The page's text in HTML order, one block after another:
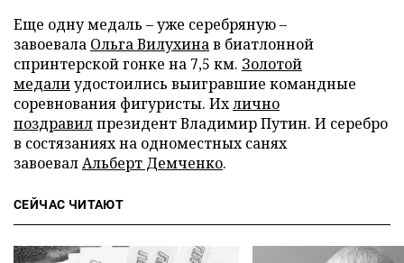
Еще одну медаль – уже серебряную –
завоевала Ольга Вилухинав биатлонной
спринтерской гонке на 7,5 км. Золотой
медалиудостоились выигравшие командные
соревнования фигуристы. Ихлично
поздравилпрезидент Владимир Путин. И серебро
в состязаниях на одноместных санях
завоевалАльберт Демченко.
СЕЙЧАС ЧИТАЮТ